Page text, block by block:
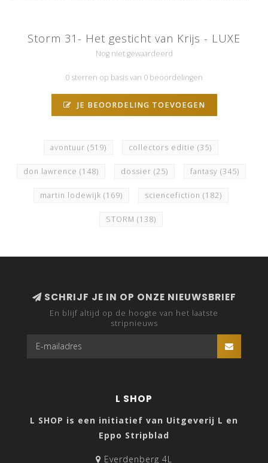
Storm 31- Het gesticht van Krijs - LUXE
Nog niet gewaardeerd
0 sterren op basis van 0 beoordelingen
JE BEOORDELING TOEVOEGEN
avontuur (519) collectors editie (35)
don lawrence (148) dossier (25) fantasy (345)
martin lodewijk (169) sciencefiction (182)
STORM (138)
SCHRIJF JE IN OP ONZE NIEUWSBRIEF
En blijf altijd op de hoogte van het laatste
stripnieuws
L SHOP
L SHOP is een initiatief van Uitgeverij L en
Eppo Stripblad
Everdenberg 4L